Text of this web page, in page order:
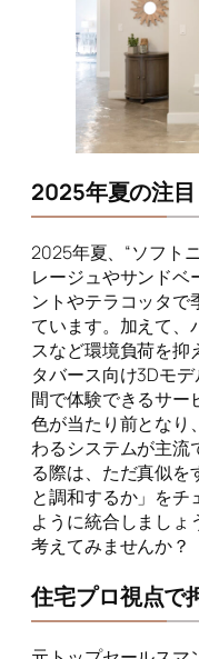
2025年夏の注
2025年夏、“ソフト
レージュやサンドベ
ントやテラコッタ
ています。加えて、
スなど環境負荷を抑
タバース向け3Dモ
間で体験できるサー
色が当たり前となり
わるシステムが主流
る際は、ただ真似
と調和するか」を
ように統合しまし
考えてみませんか？
住宅プロ視点で